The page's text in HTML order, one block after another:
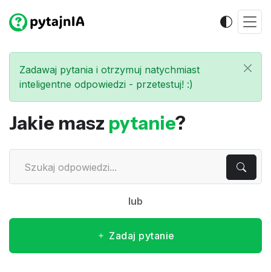
Zadawaj pytania i otrzymuj natychmiast
inteligentne odpowiedzi - przetestuj! :)
Jakie masz pytanie?
lub
Zadaj pytanie